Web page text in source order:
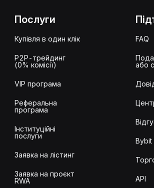
Послуги
Купівля в один клік
P2P-трейдинг
(0% комісії)
VIP програма
Реферальна
програма
Інституційні
послуги
Заявка на лістинг
Заявка на проєкт
RWA
FAQ
або
Bybit
API